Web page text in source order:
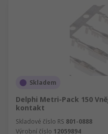
Skladem
Delphi Metri-Pack 150
kontakt
Skladové číslo RS 801-0888
Výrobní číslo 12059894